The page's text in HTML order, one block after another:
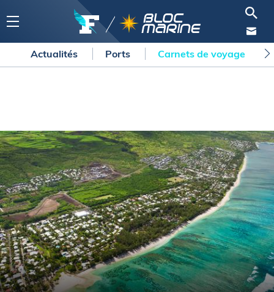
Actualités Ports Carnets de voyage